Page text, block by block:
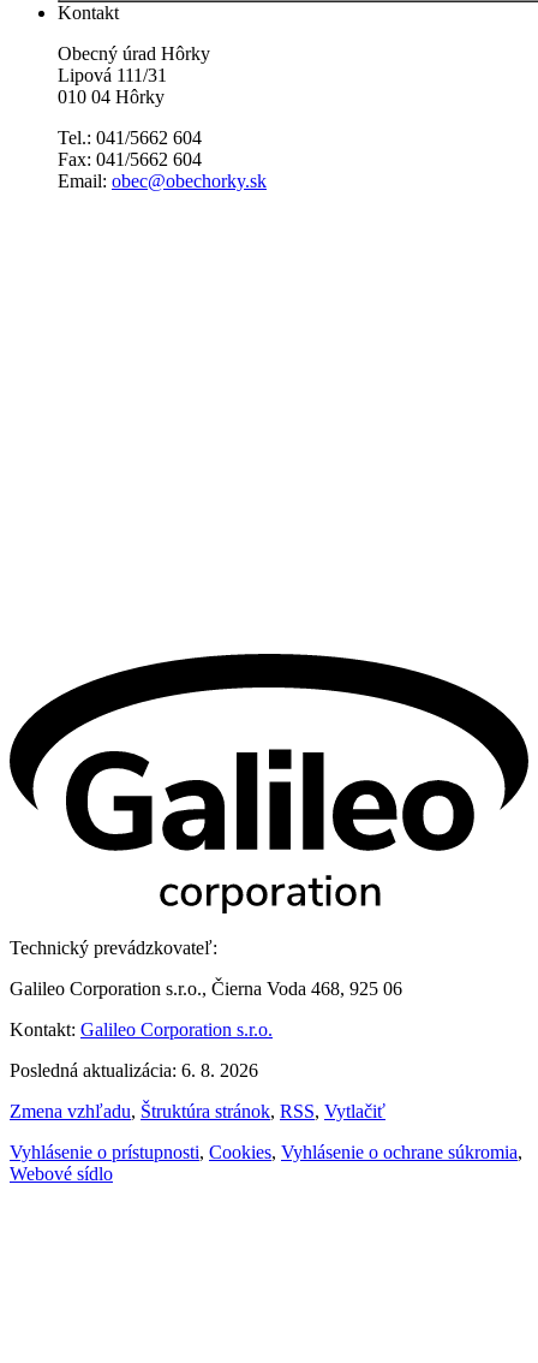
Kontakt
Obecný úrad Hôrky
Lipová 111/31
010 04 Hôrky
Tel.: 041/5662 604
Fax: 041/5662 604
Email: obec@obechorky.sk
Technický prevádzkovateľ:
Galileo Corporation s.r.o., Čierna Voda 468, 925 06
Kontakt: Galileo Corporation s.r.o.
Posledná aktualizácia: 6. 8. 2026
Zmena vzhľadu, Štruktúra stránok, RSS, Vytlačiť
Vyhlásenie o prístupnosti, Cookies, Vyhlásenie o ochrane súkromia,
Webové sídlo